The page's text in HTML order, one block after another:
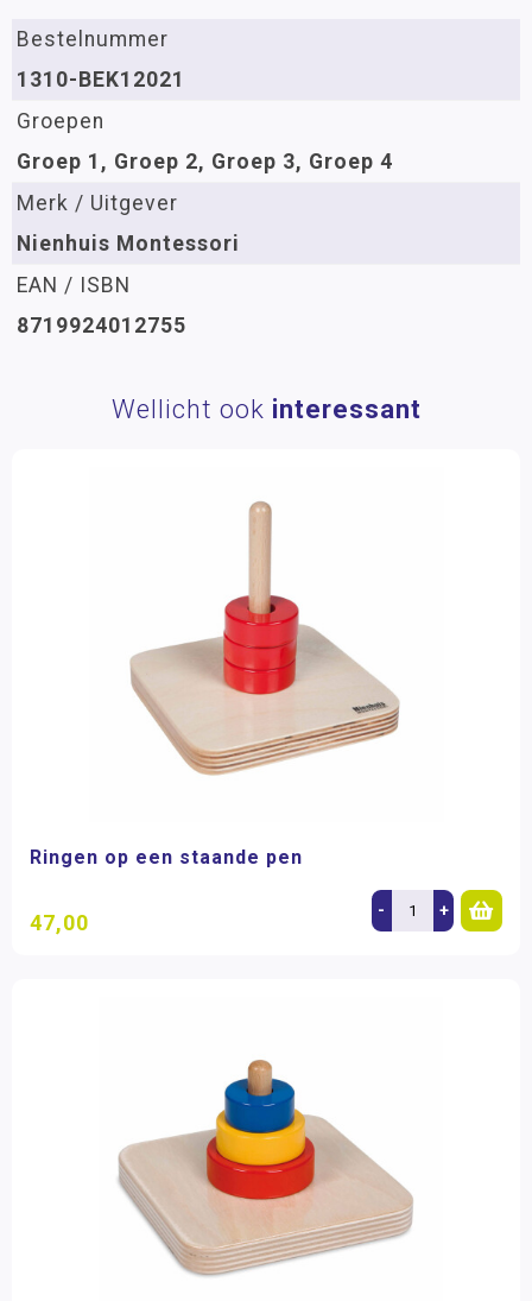
Bestelnummer
1310-BEK12021
Groepen
Groep 1, Groep 2, Groep 3, Groep 4
Merk / Uitgever
Nienhuis Montessori
EAN / ISBN
8719924012755
Wellicht ook interessant
Ringen op een staande pen
47,00 - +